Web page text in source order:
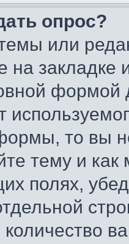
опрос?
или
на
формой
то вы
тему и
полях,